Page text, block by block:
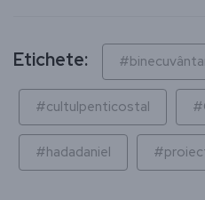
Etichete:
#cultulpenticostal
#hadadaniel